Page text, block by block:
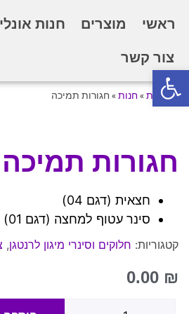
פתח סרגל נגישות
ראשי מוצרים חנות
צור קשר
דף הבית»חנות» חגורות תמיכה
חגורות תמיכה
חצאית (דגם 04)
סינר עטוף למחצה (דגם 01)
קטגוריות: חלוקים וסינרי מיגון לרנטגן,
0.00 ₪